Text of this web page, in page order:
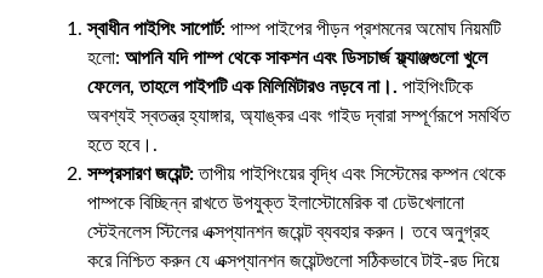
স্বাধীন পাইপিং সাপোর্ট: পাম্প পাইপের পীড়ন প্রশমনের অমোঘ নিয়মটি
হলো: আপনি যদি পাম্প থেকে সাকশন এবং ডিসচার্জ ফ্ল্যাঞ্জগুলো খুলে
ফেলেন, তাহলে পাইপটি এক মিলিমিটারও নড়বে না।. পাইপিংটিকে
অবশ্যই স্বতন্ত্র হ্যাঙ্গার, অ্যাঙ্কর এবং গাইড দ্বারা সম্পূর্ণরূপে সমর্থিত
হতে হবে।.
সম্প্রসারণ জয়েন্ট:তাপীয় পাইপিংয়ের বৃদ্ধি এবং সিস্টেমের কম্পন থেকে
পাম্পকে বিচ্ছিন্ন রাখতে উপযুক্ত ইলাস্টোমেরিক বা ঢেউখেলানো
স্টেইনলেস স্টিলের এক্সপ্যানশন জয়েন্ট ব্যবহার করুন। তবে অনুগ্রহ
করে নিশ্চিত করুন যে এক্সপ্যানশন জয়েন্টগুলো সঠিকভাবে টাই-রড দিয়ে